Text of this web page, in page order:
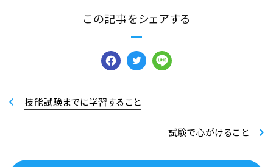
この記事をシェアする
Facebook
Twitter
技能試験までに学習すること
試験で心がけること